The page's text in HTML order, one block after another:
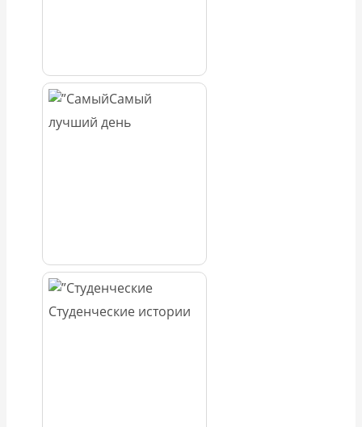
Самый
лучший день
Студенческие истории